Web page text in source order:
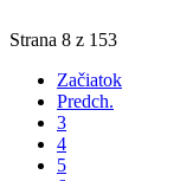
Strana 8 z 153
Začiatok
Predch.
3
4
5